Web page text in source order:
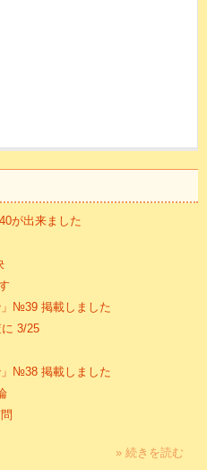
が出来ました
№39 掲載しました
3/25
№38 掲載しました
» 続きを読む